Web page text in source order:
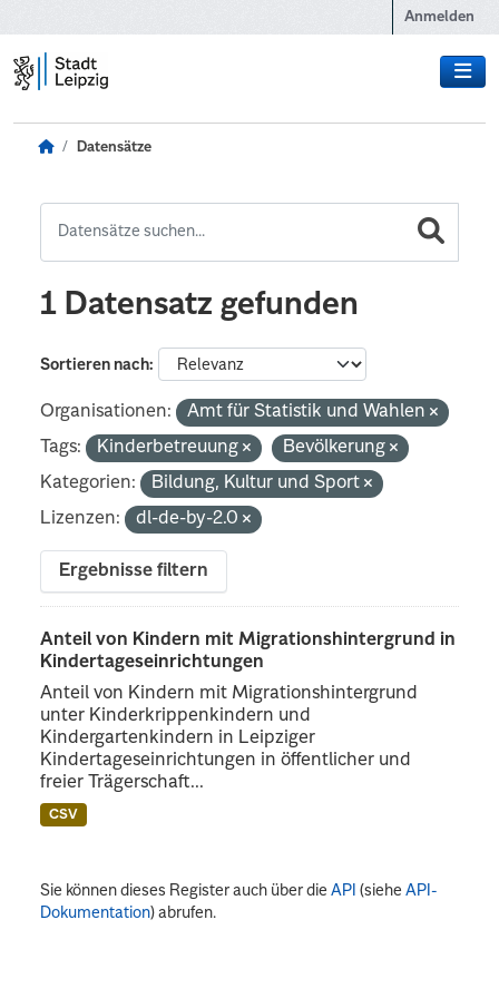
Anmelden
Datensätze
1 Datensatz gefunden
Sortieren nach
Organisationen:
Amt für Statistik und Wahlen
Tags:
Kinderbetreuung
Bevölkerung
Kategorien:
Bildung, Kultur und Sport
Lizenzen:
dl-de-by-2.0
Ergebnisse filtern
Anteil von Kindern mit Migrationshintergrund in
Kindertageseinrichtungen
Anteil von Kindern mit Migrationshintergrund
unter Kinderkrippenkindern und
Kindergartenkindern in Leipziger
Kindertageseinrichtungen in öffentlicher und
freier Trägerschaft...
CSV
Sie können dieses Register auch über dieAPI (sieheAPI-
Dokumentation) abrufen.